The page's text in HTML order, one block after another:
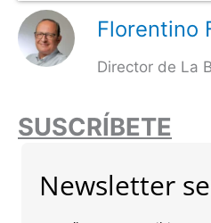
Florentino
Director de La
SUSCRÍBETE
Newsletter